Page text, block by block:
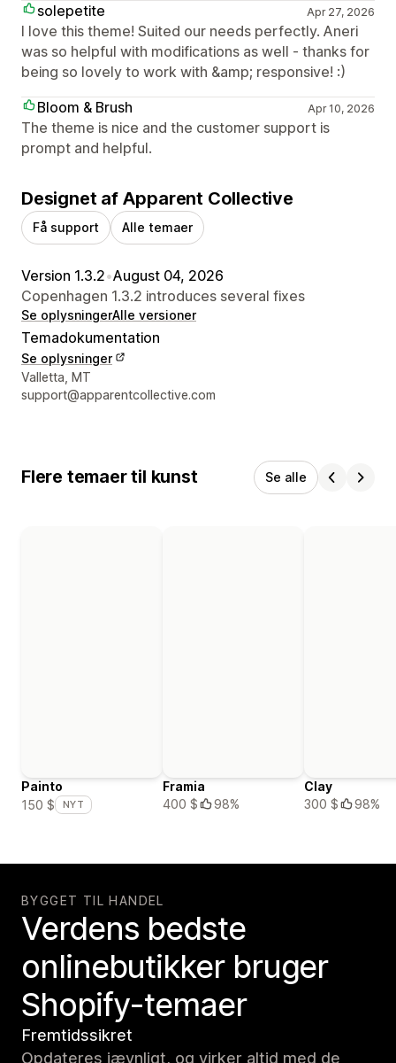
solepetite
Apr 27, 2026
I love this theme! Suited our needs perfectly. Aneri
was so helpful with modifications as well - thanks for
being so lovely to work with &amp; responsive! :)
Bloom & Brush
Apr 10, 2026
The theme is nice and the customer support is
prompt and helpful.
Designet af Apparent Collective
Få support Alle temaer
Version 1.3.2•August 04, 2026
Copenhagen 1.3.2 introduces several fixes
Se oplysningerAlle versioner
Temadokumentation
Se oplysninger
Se kontaktoplysninger
Valletta, MT
support@apparentcollective.com
Flere temaer til kunst Se alle
Painto
150 $
NYT
Framia
400 $
98%
Clay
300 $
98%
BYGGET TIL HANDEL
Verdens bedste
onlinebutikker bruger
Shopify-temaer
Fremtidssikret
Opdateres jævnligt, og virker altid med de